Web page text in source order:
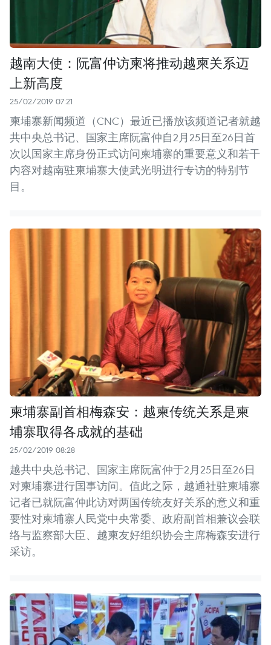
越南大使：阮富仲访柬将推动越柬关系迈
上新高度
25/02/2019 07:21
柬埔寨新闻频道（CNC）最近已播放该频道记者就越
共中央总书记、国家主席阮富仲自2月25日至26日首
次以国家主席身份正式访问柬埔寨的重要意义和若干
内容对越南驻柬埔寨大使武光明进行专访的特别节
目。
柬埔寨副首相梅森安：越柬传统关系是柬
埔寨取得各成就的基础
25/02/2019 08:28
越共中央总书记、国家主席阮富仲于2月25日至26日
对柬埔寨进行国事访问。值此之际，越通社驻柬埔寨
记者已就阮富仲此访对两国传统友好关系的意义和重
要性对柬埔寨人民党中央常委、政府副首相兼议会联
络与监察部大臣、越柬友好组织协会主席梅森安进行
采访。